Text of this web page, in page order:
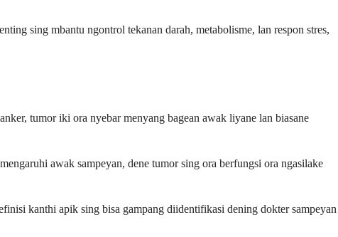
sing mbantu ngontrol tekanan darah, metabolisme, lan respon stres,
tumor iki ora nyebar menyang bagean awak liyane lan biasane
awak sampeyan, dene tumor sing ora berfungsi ora ngasilake
kanthi apik sing bisa gampang diidentifikasi dening dokter sampeyan